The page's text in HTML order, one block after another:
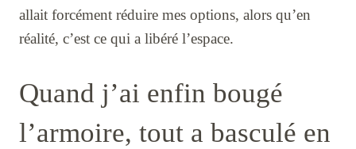
allait forcément réduire mes options, alors qu’en
réalité, c’est ce qui a libéré l’espace.
Quand j’ai enfin bougé
l’armoire, tout a basculé en